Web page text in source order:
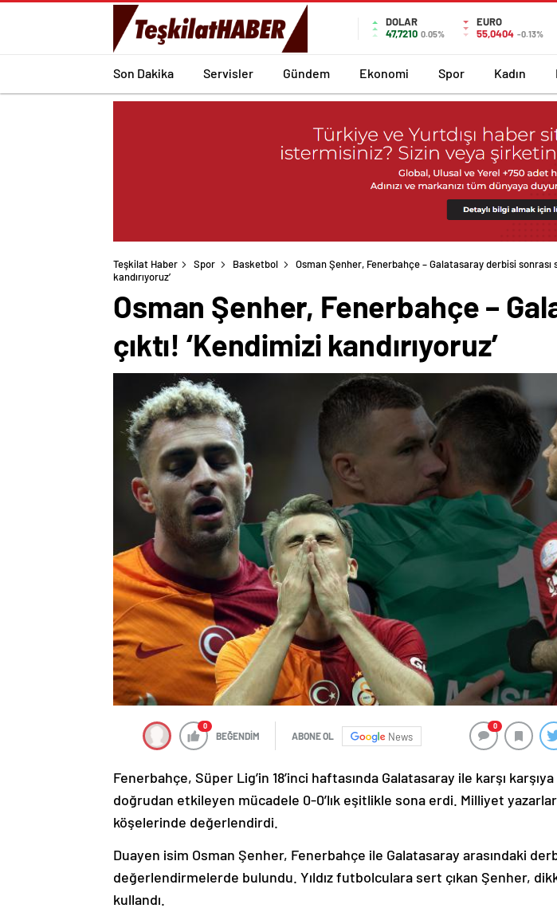
DOLAR
47,7210 0.05%
EURO
55,0404 -0.13%
Son Dakika Servisler Gündem Ekonomi Spor Kadın
Teşkilat Haber Spor Basketbol
Osman Şenher, Fenerbahçe – Galatasaray derbisi sonrası
kandırıyoruz’
Osman Şenher, Fenerbahçe –
çıktı! ‘Kendimizi kandırıyoruz’
0
BEĞENDİM ABONE OL News
0
Fenerbahçe, Süper Lig’in 18’inci haftasında Galatasaray ile karşı karşıya
doğrudan etkileyen mücadele 0-0’lık eşitlikle sona erdi. Milliyet
köşelerinde değerlendirdi.
Duayen isim Osman Şenher, Fenerbahçe ile Galatasaray arasındaki
değerlendirmelerde bulundu. Yıldız futbolculara sert çıkan Şenher,
kullandı.